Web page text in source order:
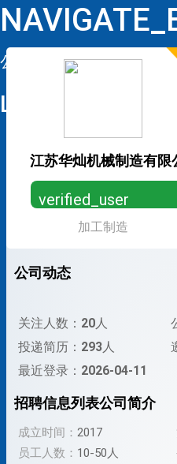
公司详情
LOOP
江苏华灿机械制造有限
verified_user
营业执照已认证，放心求职
加工制造
公司动态
关注人数： 20人
投递简历： 293人
最近登录： 2026-04-11
招聘信息列表公司简介
成立时间： 2017
员工人数： 10-50人